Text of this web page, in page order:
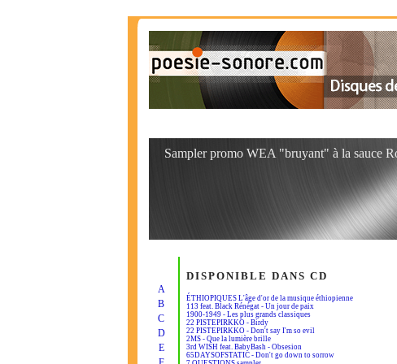
Sampler promo WEA "bruyant" à la sauce
A
B
C
D
E
DISPONIBLE DANS CD
ÉTHIOPIQUES L'âge d'or de la musique éthiopienne
113 feat. Black Rénégat - Un jour de paix
1900-1949 - Les plus grands classiques
22 PISTEPIRKKO - Birdy
22 PISTEPIRKKO - Don't say I'm so evil
2MS - Que la lumière brille
3rd WISH feat. BabyBash - Obsesion
65DAYSOFSTATIC - Don't go down to sorrow